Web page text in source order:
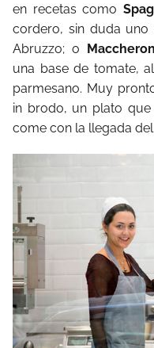
en recetas como
cordero, sin duda
Abruzzo; o
una base de tomate,
parmesano. Muy
in brodo, un plato
come con la llegada